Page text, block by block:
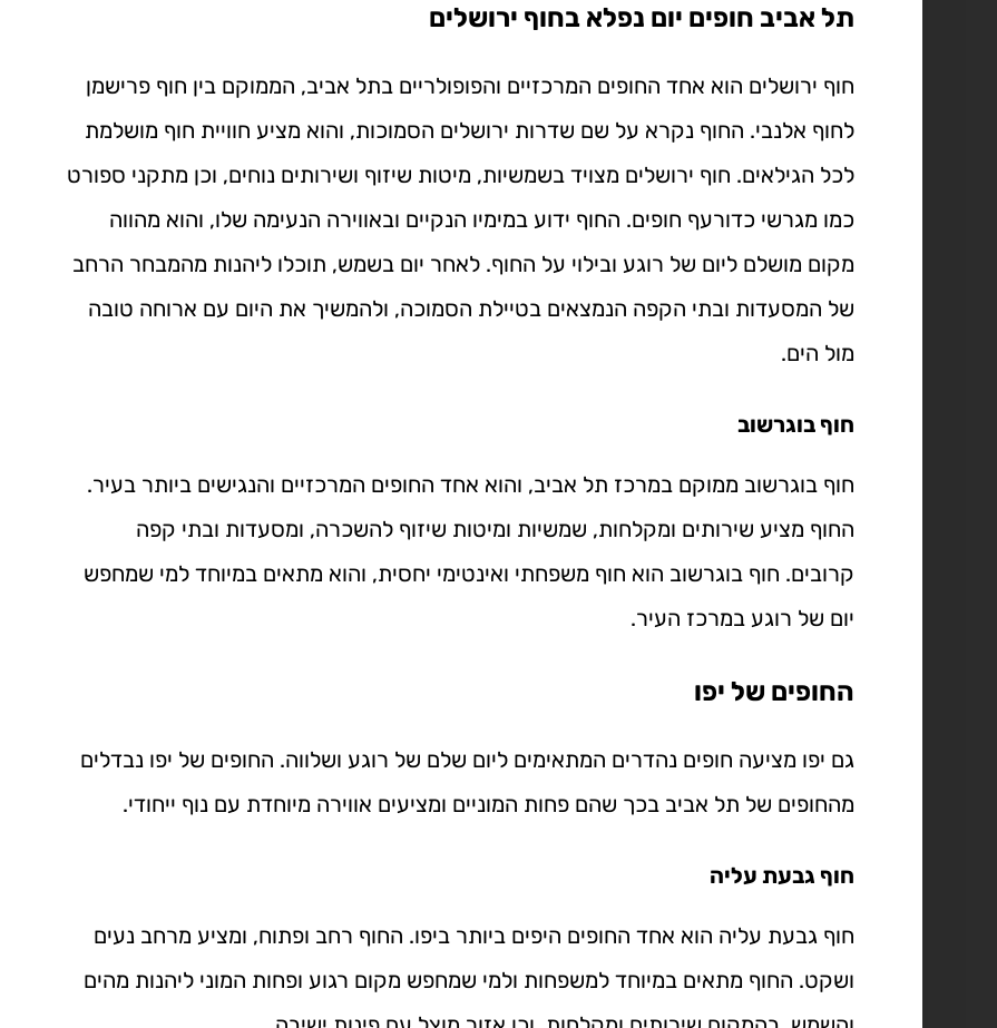
תל אביב חופים יום נפלא בחוף ירושלים
חוף ירושלים הוא אחד החופים המרכזיים והפופולריים בתל אביב, הממוקם בין חוף פרישמן
לחוף אלנבי. החוף נקרא על שם שדרות ירושלים הסמוכות, והוא מציע חוויית חוף מושלמת
לכל הגילאים. חוף ירושלים מצויד בשמשיות, מיטות שיזוף ושירותים נוחים, וכן מתקני ספורט
כמו מגרשי כדורעף חופים. החוף ידוע במימיו הנקיים ובאווירה הנעימה שלו, והוא מהווה
מקום מושלם ליום של רוגע ובילוי על החוף. לאחר יום בשמש, תוכלו ליהנות מהמבחר הרחב
של המסעדות ובתי הקפה הנמצאים בטיילת הסמוכה, ולהמשיך את היום עם ארוחה טובה
מול הים.
חוף בוגרשוב
חוף בוגרשוב ממוקם במרכז תל אביב, והוא אחד החופים המרכזיים והנגישים ביותר בעיר.
החוף מציע שירותים ומקלחות, שמשיות ומיטות שיזוף להשכרה, ומסעדות ובתי קפה
קרובים. חוף בוגרשוב הוא חוף משפחתי ואינטימי יחסית, והוא מתאים במיוחד למי שמחפש
יום של רוגע במרכז העיר.
החופים של יפו
גם יפו מציעה חופים נהדרים המתאימים ליום שלם של רוגע ושלווה. החופים של יפו נבדלים
מהחופים של תל אביב בכך שהם פחות המוניים ומציעים אווירה מיוחדת עם נוף ייחודי.
חוף גבעת עליה
חוף גבעת עליה הוא אחד החופים היפים ביותר ביפו. החוף רחב ופתוח, ומציע מרחב נעים
ושקט. החוף מתאים במיוחד למשפחות ולמי שמחפש מקום רגוע ופחות המוני ליהנות מהים